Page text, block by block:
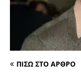
ΠΙΣΩ ΣΤΟ ΑΡΘΡΟ